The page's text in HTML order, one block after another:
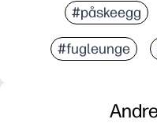
#påskeegg
#fugleunge